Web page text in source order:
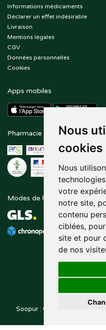
Nous
cookies
Nous
votre
notre site,
contenu
ciblées,
site et pour
de nos
Informations médicaments
Déclarer un effet indésirable
Livraison
Mentions légales
CGV
Données personnelles
Cookies
Apps mobiles
Pharmacie en ligne agréée
Modes de livraison
Soopur : Cosmétiques, soin